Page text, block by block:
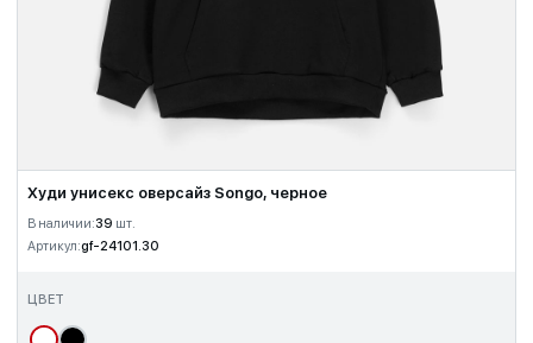
Худи унисекс оверсайз Songo, черное
В наличии:39 шт.
Артикул:gf-24101.30
ЦВЕТ